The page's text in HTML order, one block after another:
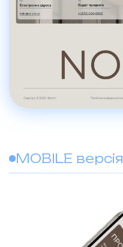
MOBILE версія